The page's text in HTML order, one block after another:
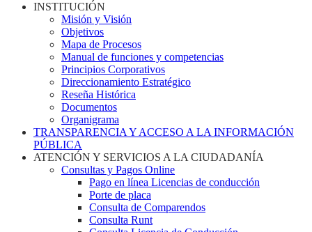
INSTITUCIÓN
Misión y Visión
Objetivos
Mapa de Procesos
Manual de funciones y competencias
Principios Corporativos
Direccionamiento Estratégico
Reseña Histórica
Documentos
Organigrama
TRANSPARENCIA Y ACCESO A LA INFORMACIÓN
PÚBLICA
ATENCIÓN Y SERVICIOS A LA CIUDADANÍA
Consultas y Pagos Online
Pago en línea Licencias de conducción
Porte de placa
Consulta de Comparendos
Consulta Runt